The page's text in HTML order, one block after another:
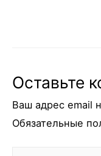
Оставьте
Ваш адрес email
Обязательные